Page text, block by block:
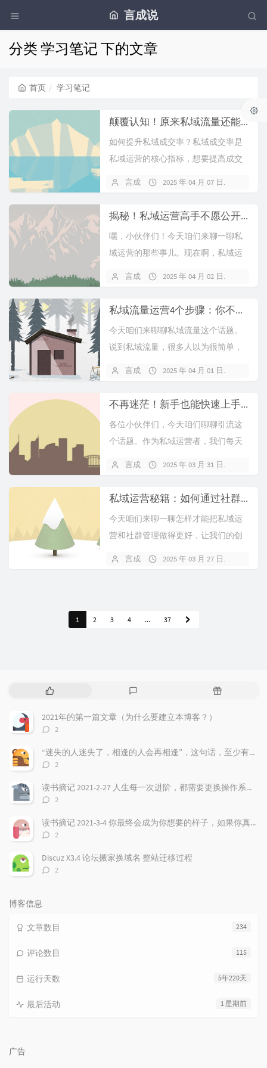
言成说
分类 学习笔记 下的文章
首页 学习笔记
颠覆认知！原来私域流量还能这么玩？99%的人都不知道的成交技巧！
如何提升私域成交率？私域成交率是
私域运营的核心指标，想要提高成交
像可以初步了解对方的...
言成 2025 年 04 月 07 日
揭秘！私域运营高手不愿公开的线上线下融合的几个运营策略
嘿，小伙伴们！今天咱们来聊一聊私
域运营的那些事儿。现在啊，私域运
路上走得稳，就得把用户放在...
言成 2025 年 04 月 02 日
私域流量运营4个步骤：你不可不知的成功要素，带你玩转流量与变现难题
今天咱们来聊聊私域流量这个话题。
说到私域流量，很多人以为很简单，
夫。首先啊，不得不提的就是...
言成 2025 年 04 月 01 日
不再迷茫！新手也能快速上手的私域流量玩法，轻松实现粉丝暴涨！
各位小伙伴们，今天咱们聊聊引流这
个话题。作为私域运营者，我们每天
的关键步骤。我们在风向圈A...
言成 2025 年 03 月 31 日
私域运营秘籍：如何通过社群管理，快速将普通用户转化为忠实粉丝？
今天咱们来聊一聊怎样才能把私域运
营和社群管理做得更好，让我们的创
言成 2025 年 03 月 27 日
1 2 3 4 ... 37
热
文
章
评
论
随
2021年的第一篇文章（为什么要建立本博客？）
评
数：
2
“迷失的人迷失了，相逢的人会再相逢”，这句话，至少有三层含义
评
数：
2
读书摘记 2021-2-27 人生每一次进阶，都需要更换操作系统，最好把过去都遗忘！
评
数：
2
读书摘记 2021-3-4 你最终会成为你想要的样子，如果你真的非常想，虽然听起来有点违心，但是强大的愿望确实非常重要！
评
数：
2
Discuz X3.4 论坛搬家换域名 整站迁移过程
评
2
博客信息
234
文章数目
115
评论数目
5年220天
运行天数
1 星期前
最后活动
广告